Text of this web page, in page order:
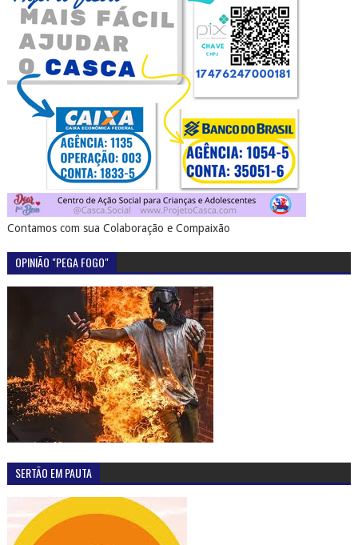
Contamos com sua Colaboração e Compaixão
OPINIÃO "PEGA FOGO"
SERTÃO EM PAUTA